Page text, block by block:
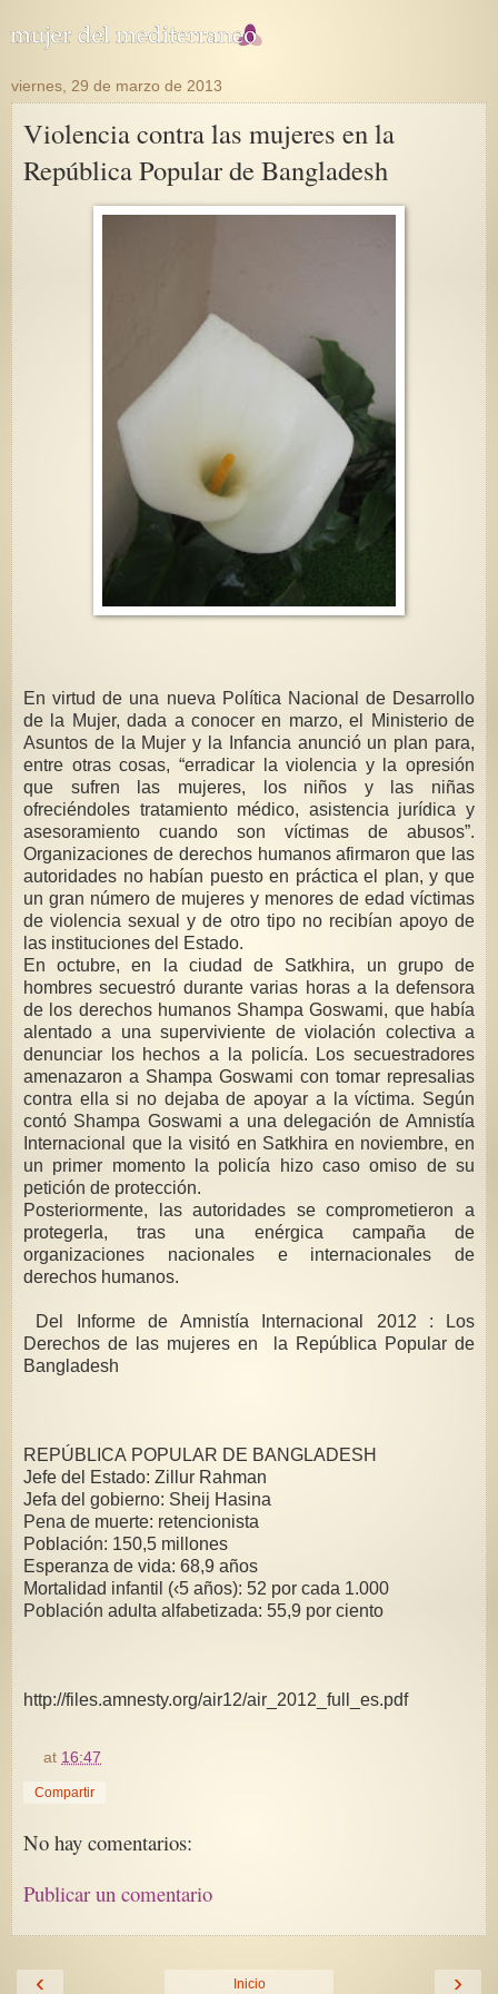
viernes, 29 de marzo de 2013
Violencia contra las mujeres en la
República Popular de Bangladesh
En virtud de una nueva Política Nacional de Desarrollo
de la Mujer, dada a conocer en marzo, el Ministerio de
Asuntos de la Mujer y la Infancia anunció un plan para,
entre otras cosas, “erradicar la violencia y la opresión
que sufren las mujeres, los niños y las niñas
ofreciéndoles tratamiento médico, asistencia jurídica y
asesoramiento cuando son víctimas de abusos”.
Organizaciones de derechos humanos afirmaron que las
autoridades no habían puesto en práctica el plan, y que
un gran número de mujeres y menores de edad víctimas
de violencia sexual y de otro tipo no recibían apoyo de
las instituciones del Estado.
En octubre, en la ciudad de Satkhira, un grupo de
hombres secuestró durante varias horas a la defensora
de los derechos humanos Shampa Goswami, que había
alentado a una superviviente de violación colectiva a
denunciar los hechos a la policía. Los secuestradores
amenazaron a Shampa Goswami con tomar represalias
contra ella si no dejaba de apoyar a la víctima. Según
contó Shampa Goswami a una delegación de Amnistía
Internacional que la visitó en Satkhira en noviembre, en
un primer momento la policía hizo caso omiso de su
petición de protección.
Posteriormente, las autoridades se comprometieron a
protegerla, tras una enérgica campaña de
organizaciones nacionales e internacionales de
derechos humanos.
Del Informe de Amnistía Internacional 2012 : Los
Derechos de las mujeres en la República Popular de
Bangladesh
REPÚBLICA POPULAR DE BANGLADESH
Jefe del Estado: Zillur Rahman
Jefa del gobierno: Sheij Hasina
Pena de muerte: retencionista
Población: 150,5 millones
Esperanza de vida: 68,9 años
Mortalidad infantil (‹5 años): 52 por cada 1.000
Población adulta alfabetizada: 55,9 por ciento
http://files.amnesty.org/air12/air_2012_full_es.pdf
at 16:47
Compartir
No hay comentarios:
Publicar un comentario
‹ ›
Inicio